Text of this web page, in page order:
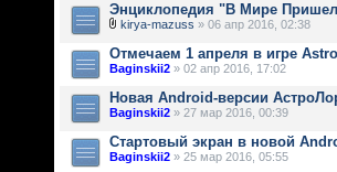
Энциклопедия "В Мире
kirya-mazuss » 06 апр 2016, 02:38
Отмечаем 1 апреля в игре
Baginskii2 » 02 апр 2016, 17:02
Новая Android-версии
Baginskii2 » 27 мар 2016, 00:39
Стартовый экран в новой
Baginskii2 » 25 мар 2016, 05:55